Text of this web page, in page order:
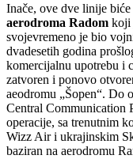
Inače, ove dve linije
aerodroma Radom koji
svojevremeno je bio
dvadesetih godina
komercijalnu upotrebu i
zatvoren i ponovo
aeodromu „Šopen“. Do
Central Communication
operacije, sa trenutnim
Wizz Air i ukrajinskim
baziran na aerodromu